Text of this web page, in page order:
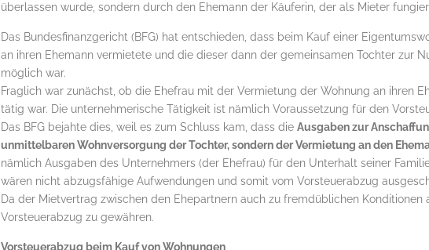
überlassen wurde, sondern durch den Ehemann der Käuferin, der als Mieter
Das Bundesfinanzgericht (BFG) hat entschieden, dass beim Kauf einer
an ihren Ehemann vermietete und die dieser dann der gemeinsamen Tochter zur
möglich war.
Fraglich war zunächst, ob die Ehefrau mit der Vermietung der Wohnung an ihren
tätig war. Die unternehmerische Tätigkeit ist nämlich Voraussetzung für den
Das BFG bejahte dies, weil es zum Schluss kam, dass die Ausgaben zur
unmittelbaren Wohnversorgung der Tochter, sondern der Vermietung an den
nämlich Ausgaben des Unternehmers (der Ehefrau) für den Unterhalt seiner
wären nicht abzugsfähige Aufwendungen und somit vom Vorsteuerabzug
Da der Mietvertrag zwischen den Ehepartnern auch zu fremdüblichen
Vorsteuerabzug zu gewähren.
Vorsteuerabzug beim Kauf von Wohnungen